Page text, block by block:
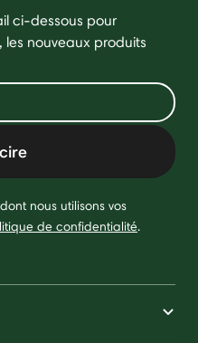
ci-dessous pour
les nouveaux produits
nous utilisons vos
de confidentialité.